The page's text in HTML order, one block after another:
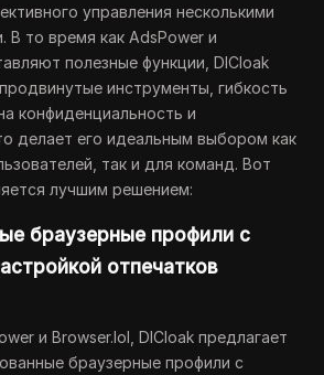
управления несколькими
В то время как AdsPower и
полезные функции, DICloak
инструменты, гибкость
конфиденциальность и
делает его идеальным выбором как
так и для команд. Вот
лучшим решением:
браузерные профили с
отпечатков
и Browser.lol, DICloak предлагает
браузерные профили с